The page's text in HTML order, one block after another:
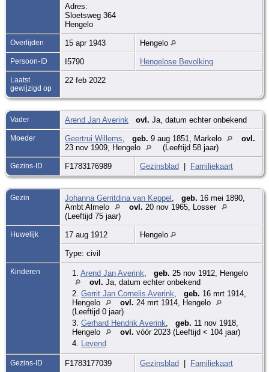
Adres:
Sloetsweg 364
Hengelo
Overlijden 15 apr 1943 Hengelo
Persoon-ID I5790 Hengelose Bevolking
Laatst
gewijzigd op
22 feb 2022
Vader Arend Jan Averink ovl. Ja, datum echter onbekend
Moeder Geertrui Willems geb. 9 aug 1851, Markelo
ovl.
23 nov 1909, Hengelo
(Leeftijd 58 jaar)
Gezins-ID F1783176989 Gezinsblad | Familiekaart
Gezin Johanna Gerritdina van Keppel geb. 16 mei 1890,
Ambt Almelo
ovl. 20 nov 1965, Losser
(Leeftijd 75 jaar)
Huwelijk 17 aug 1912 Hengelo
Type: civil
Kinderen 1. Arend Jan Averink geb. 25 nov 1912, Hengelo
ovl. Ja, datum echter onbekend
2. Gerrit Jan Cornelis Averink geb. 16 mrt 1914,
Hengelo
ovl. 24 mrt 1914, Hengelo
(Leeftijd 0 jaar)
3. Gerhard Hendrik Averink geb. 11 nov 1918,
Hengelo
ovl. vóór 2023 (Leeftijd < 104 jaar)
4. Levend
Gezins-ID F1783177039 Gezinsblad | Familiekaart